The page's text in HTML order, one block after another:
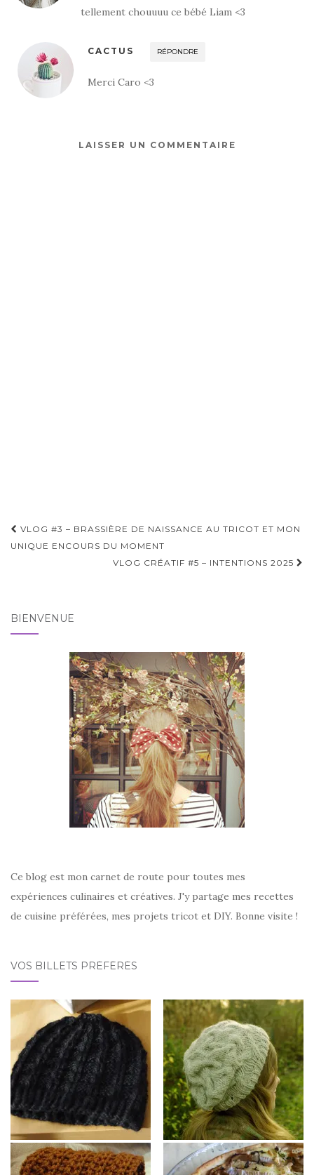
tellement chouuuu ce bébé Liam <3
CACTUS RÉPONDRE
Merci Caro <3
LAISSER UN COMMENTAIRE
Pagination
d'article
VLOG #3 – BRASSIÈRE DE NAISSANCE AU TRICOT ET MON
UNIQUE ENCOURS DU MOMENT
VLOG CRÉATIF #5 – INTENTIONS 2025
BIENVENUE
Ce blog est mon carnet de route pour toutes mes
expériences culinaires et créatives. J'y partage mes recettes
de cuisine préférées, mes projets tricot et DIY. Bonne visite !
VOS BILLETS PRÉFÉRÉS